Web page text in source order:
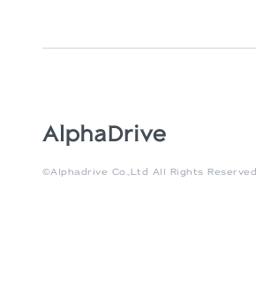
©Alphadrive Co.,Ltd All Rights Reserved.